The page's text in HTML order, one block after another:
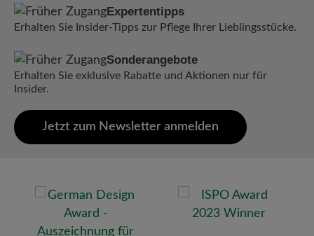
Expertentipps
Erhalten Sie Insider-Tipps zur Pflege Ihrer Lieblingsstücke.
Sonderangebote
Erhalten Sie exklusive Rabatte und Aktionen nur für
Insider.
Jetzt zum Newsletter anmelden